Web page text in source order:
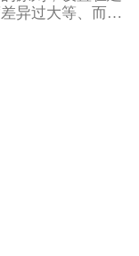
异过大等、而可